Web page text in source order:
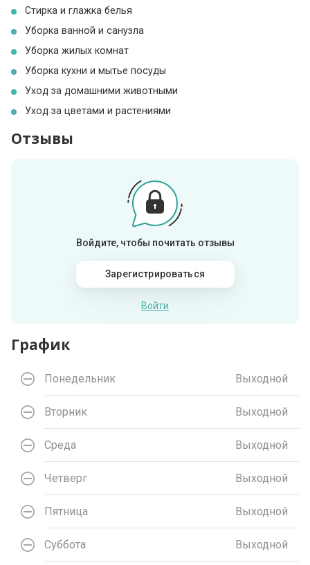
Стирка и глажка белья
Уборка ванной и санузла
Уборка жилых комнат
Уборка кухни и мытье посуды
Уход за домашними животными
Уход за цветами и растениями
Отзывы
Войдите, чтобы почитать отзывы
Зарегистрироваться
Войти
График
Понедельник Выходной
Вторник Выходной
Среда Выходной
Четверг Выходной
Пятница Выходной
Суббота Выходной